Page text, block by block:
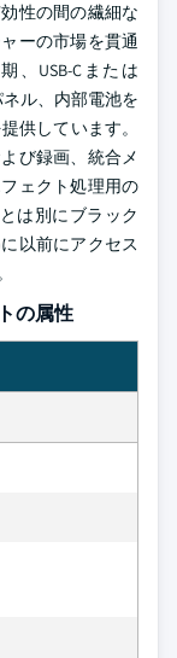
性の間の繊細な
ーの市場を貫通
、USB-Cまたは
ル、内部電池を
供しています。
び録画、統合メ
ェクト処理用の
は別にブラック
以前にアクセス
の属性